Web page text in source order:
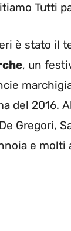
Tutti
è stato il
, un
del 2016.
Gregori,
e molti